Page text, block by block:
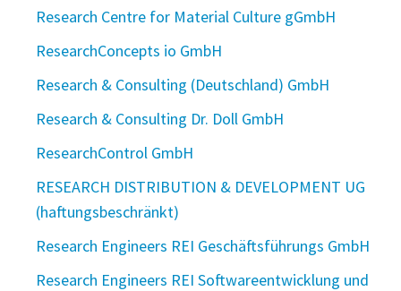
Research Centre for Material Culture gGmbH
ResearchConcepts io GmbH
Research & Consulting (Deutschland) GmbH
Research & Consulting Dr. Doll GmbH
ResearchControl GmbH
RESEARCH DISTRIBUTION & DEVELOPMENT UG
(haftungsbeschränkt)
Research Engineers REI Geschäftsführungs GmbH
Research Engineers REI Softwareentwicklung und